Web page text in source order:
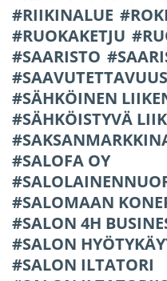
RIIKINALUE
RUOKAKETJU
SAARISTO
SAAVUTETTAVUUS
SÄHKÖINEN
SÄHKÖISTYVÄ
SALOFA OY
SALOMAAN
SALON 4H
SALON
SALON ILTATORI